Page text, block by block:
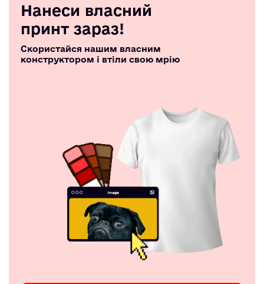
Нанеси власний
принт зараз!
Скористайся нашим власним
конструктором і втіли свою мрію